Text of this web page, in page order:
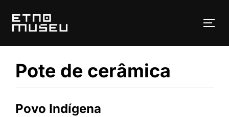
para
Pote de cerâmica
Povo Indígena